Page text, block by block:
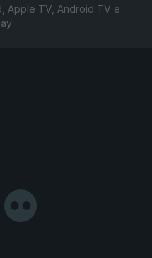
Apple TV, Android TV e